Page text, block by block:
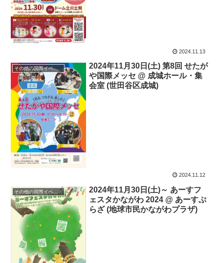
2024.11.13
その他の国際イベント
2024年11月30日(土) 第8回 せたが
や国際メッセ @ 成城ホール・集
会室 (世田谷区成城)
2024.11.12
その他の国際イベント
2024年11月30日(土)～ あーすフ
ェスタかながわ 2024 @ あーすぷ
らざ (地球市民かながわプラザ)